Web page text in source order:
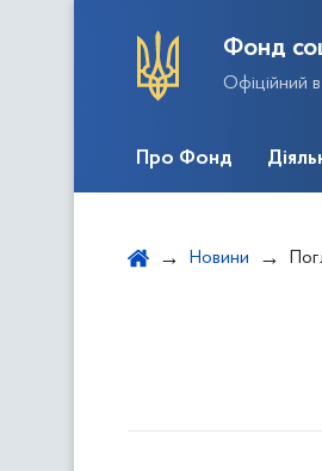
Фонд
Офіційний
Про Фонд
Новини